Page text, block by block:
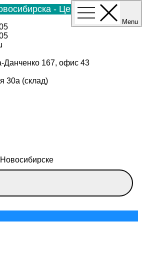
- Цена №1
Данченко 167, офис 43
30а (склад)
Menu